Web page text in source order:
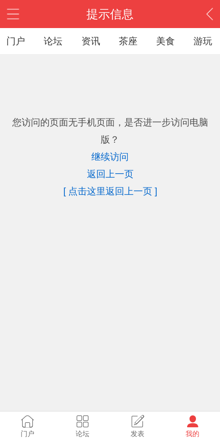
提示信息
门户 论坛 资讯 茶座 美食 游玩
您访问的页面无手机页面，是否进一步访问电脑
版？
继续访问
返回上一页
[ 点击这里返回上一页 ]
门户 论坛 发表 我的